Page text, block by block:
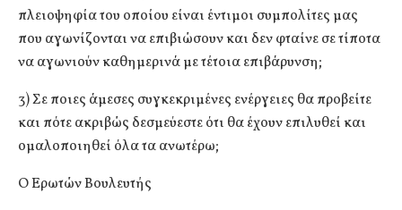
πλειοψηφία του οποίου είναι έντιμοι συμπολίτες μας
που αγωνίζονται να επιβιώσουν και δεν φταίνε σε τίποτα
να αγωνιούν καθημερινά με τέτοια επιβάρυνση;
3) Σε ποιες άμεσες συγκεκριμένες ενέργειες θα προβείτε
και πότε ακριβώς δεσμεύεστε ότι θα έχουν επιλυθεί και
ομαλοποιηθεί όλα τα ανωτέρω;
Ο Ερωτών Βουλευτής